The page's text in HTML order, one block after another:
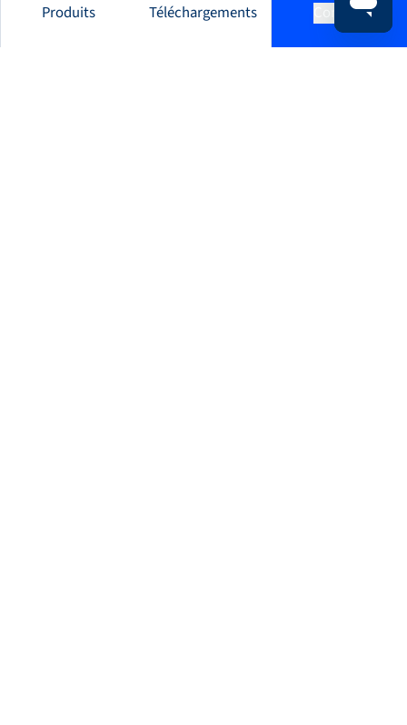
Produits Téléchargements Contact